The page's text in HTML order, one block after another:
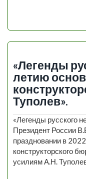
«Легенды
летию
Туполев».
«Легенды русского
Президент России
праздновании в
конструкторского
усилиям А.Н.